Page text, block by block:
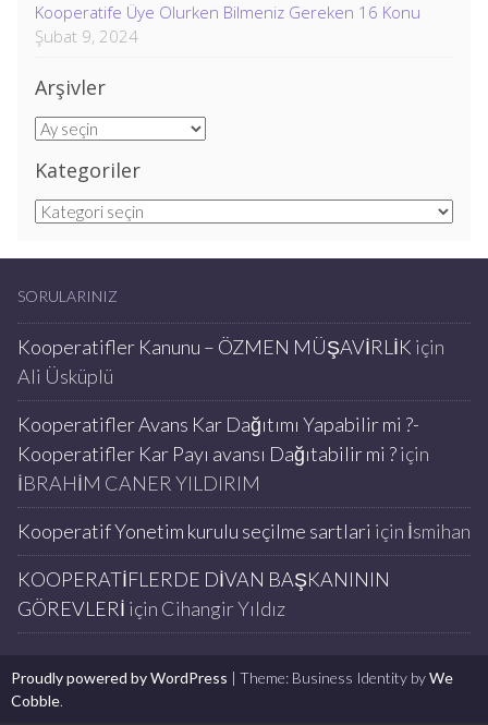
Kooperatife Üye Olurken Bilmeniz Gereken 16 Konu
Şubat 9, 2024
Arşivler
Arşivler
Kategoriler
Kategoriler
SORULARINIZ
Kooperatifler Kanunu – ÖZMEN MÜŞAVİRLİK için
Ali Üsküplü
Kooperatifler Avans Kar Dağıtımı Yapabilir mi ?-
Kooperatifler Kar Payı avansı Dağıtabilir mi ?için
İBRAHİM CANER YILDIRIM
Kooperatif Yonetim kurulu seçilme sartlari için İsmihan
KOOPERATİFLERDE DİVAN BAŞKANININ
GÖREVLERİ için Cihangir Yıldız
Proudly powered by WordPress | Theme: Business Identity byWe
Cobble.